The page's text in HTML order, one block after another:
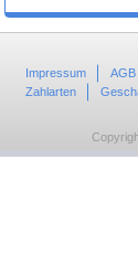
Impressum AGB
Zahlarten